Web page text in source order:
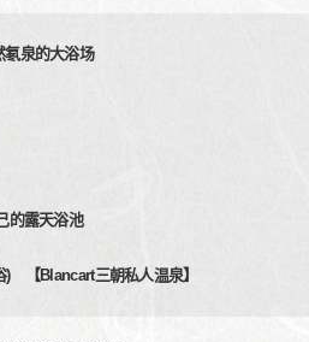
氡泉的大浴场
的露天浴池
) 【Blancart三朝私人温泉】